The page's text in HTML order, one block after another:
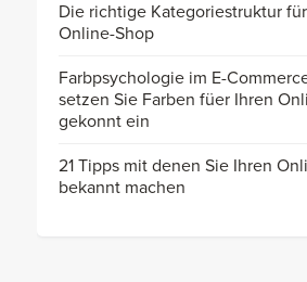
Die richtige Kategoriestruktur
Online-Shop
Farbpsychologie im E-
setzen Sie Farben füer Ihren
gekonnt ein
21 Tipps mit denen Sie Ihren
bekannt machen